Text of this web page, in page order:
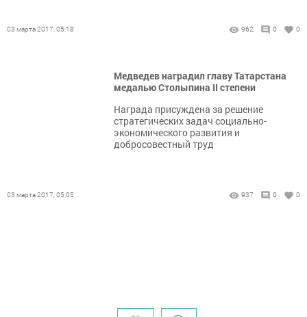
03 марта 2017, 05:18 962 0 0
Медведев наградил главу Татарстана
медалью Столыпина II степени
Награда присуждена за решение
стратегических задач социально-
экономического развития и
добросовестный труд
03 марта 2017, 05:05 937 0 0